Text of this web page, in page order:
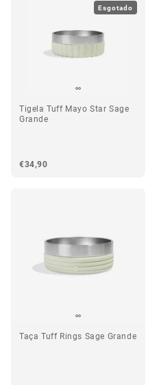
Esgotado
Tigela Tuff Mayo Star Sage
Grande
€34,90
Taça Tuff Rings Sage Grande